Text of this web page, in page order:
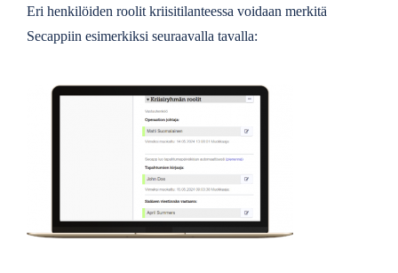
Eri henkilöiden roolit kriisitilanteessa voidaan merkitä
Secappiin esimerkiksi seuraavalla tavalla: